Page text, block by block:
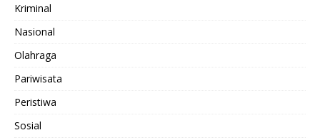
Kriminal
Nasional
Olahraga
Pariwisata
Peristiwa
Sosial